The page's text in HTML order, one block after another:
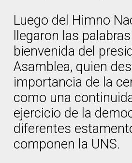
Luego del Himno
llegaron las
bienvenida del
Asamblea, quien
importancia de la
como una
ejercicio de la
diferentes
componen la UNS.